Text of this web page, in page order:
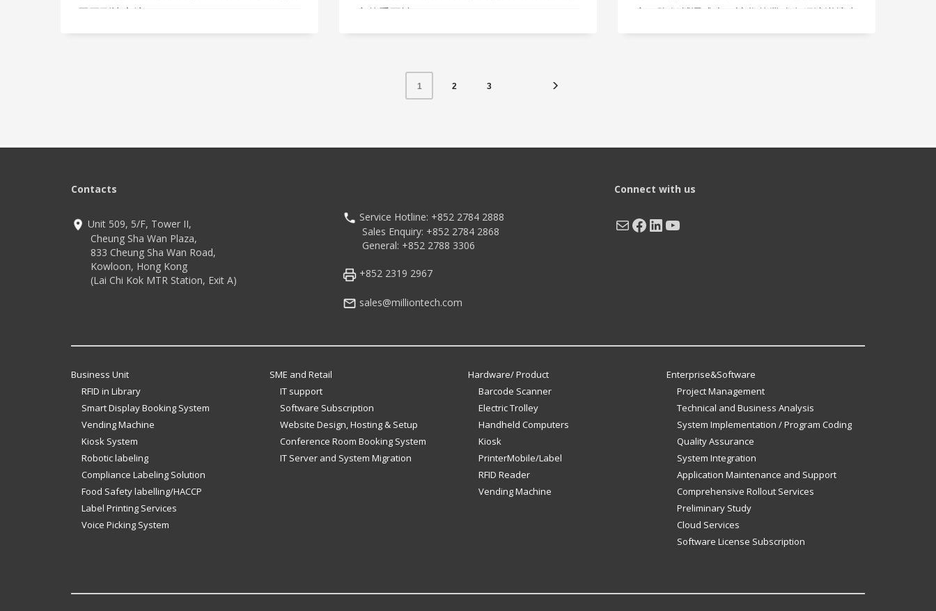
依然保持競爭力！
1 2 3
Contacts
Unit 509, 5/F, Tower II,
Cheung Sha Wan Plaza,
833 Cheung Sha Wan Road,
Kowloon, Hong Kong
(Lai Chi Kok MTR Station, Exit A)
Service Hotline: +852 2784 2888
Sales Enquiry: +852 2784 2868
General: +852 2788 3306
+852 2319 2967
sales@milliontech.com
Connect with us
MailFacebook
LinkedIn
YouTube
Business Unit
RFID in Library
Smart Display Booking System
Vending Machine
Kiosk System
Robotic labeling
Compliance Labeling Solution
Food Safety labelling/HACCP
Label Printing Services
Voice Picking System
SME and Retail
IT support
Software Subscription
Website Design, Hosting & Setup
Conference Room Booking System
IT Server and System Migration
Hardware/ Product
Barcode Scanner
Electric Trolley
Handheld Computers
Kiosk
PrinterMobile/Label
RFID Reader
Vending Machine
Enterprise&Software
Project Management
Technical and Business Analysis
System Implementation / Program Coding
Quality Assurance
System Integration
Application Maintenance and Support
Comprehensive Rollout Services
Preliminary Study
Cloud Services
Software License Subscription